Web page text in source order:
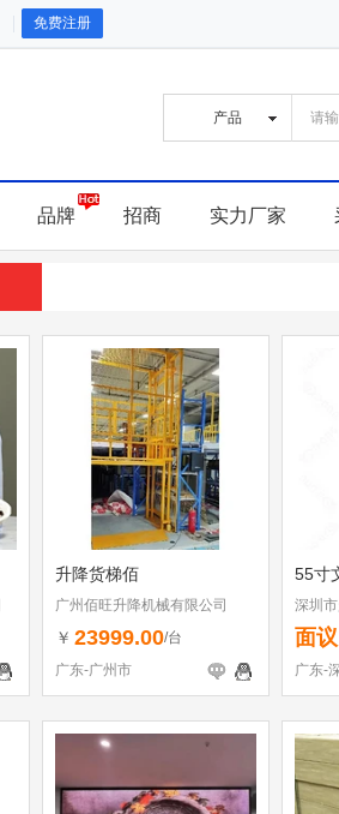
免费注册
品牌 招商 实力厂家
升降货梯佰
广州佰旺升降机械有限公司
￥ 23999.00/台
广东-广州市
55寸
深圳
面议
广东-